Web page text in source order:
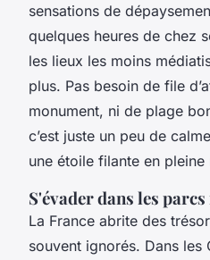
sensations de
quelques heures de chez
les lieux les moins
plus. Pas besoin de file
monument, ni de plage
c’est juste un peu de
une étoile filante en pleine
S'évader dans les
La France abrite des
souvent ignorés. Dans les